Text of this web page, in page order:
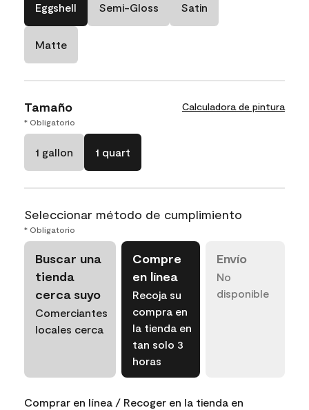
Eggshell Semi-Gloss Satin
Matte
Tamaño Calculadora de pintura
* Obligatorio
1 gallon 1 quart
Seleccionar método de cumplimiento
* Obligatorio
Buscar una
tienda
cerca suyo
Comerciantes
locales cerca
Compre
en línea
Recoja su
compra en
la tienda en
tan solo 3
horas
Envío
No
disponible
Comprar en línea / Recoger en la tienda en